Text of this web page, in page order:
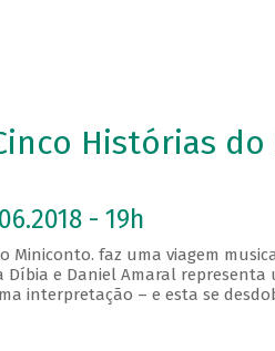
Histórias
- 19h
Miniconto. faz uma viagem
e Daniel Amaral representa
interpretação – e esta se